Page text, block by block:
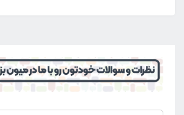
حضور در محیط آب های تمیز لذت برد.
نظیر به دلیل داشتن ابعاد کمجا و
محیط های مختلف حتی حیاط بزرگ خانه
شود و قابلیت استفاده آسان را نیز دارد.